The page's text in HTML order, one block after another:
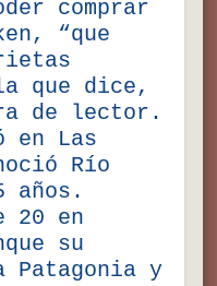
comprar
“que
que dice,
de lector.
en Las
Río
años.
20 en
su
y